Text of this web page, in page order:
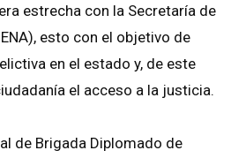
estrecha con la Secretaría de
esto con el objetivo de
en el estado y, de este
el acceso a la justicia.
de Brigada Diplomado de